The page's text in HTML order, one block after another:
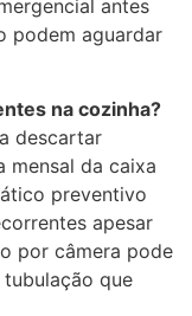
antes
podem aguardar
na cozinha?
descartar
mensal da caixa
preventivo
apesar
por câmera pode
que